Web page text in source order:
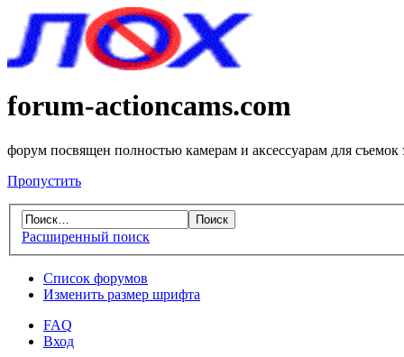
forum-actioncams.com
форум посвящен полностью камерам и аксессуарам для съемок
Пропустить
Расширенный поиск
Список форумов
Изменить размер шрифта
FAQ
Вход